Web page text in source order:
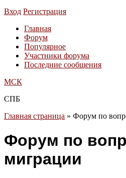
Вход Регистрация
Главная
Форум
Популярное
Участники форума
Последние сообщения
МСК
СПБ
Главная страница » Форум по
Форум по
миграции